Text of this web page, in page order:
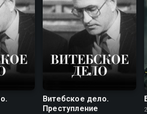
Витебское дело.
Преступление